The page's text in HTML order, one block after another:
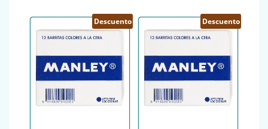
Descuento Descuento